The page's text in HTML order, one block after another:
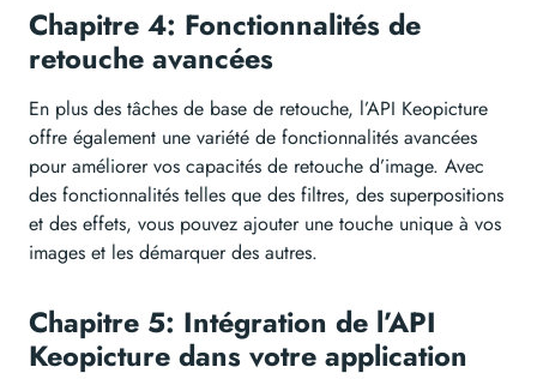
Chapitre 4: Fonctionnalités de
retouche avancées
En plus des tâches de base de retouche, l’API Keopicture
offre également une variété de fonctionnalités avancées
pour améliorer vos capacités de retouche d’image. Avec
des fonctionnalités telles que des filtres, des superpositions
et des effets, vous pouvez ajouter une touche unique à vos
images et les démarquer des autres.
Chapitre 5: Intégration de l’API
Keopicture dans votre application